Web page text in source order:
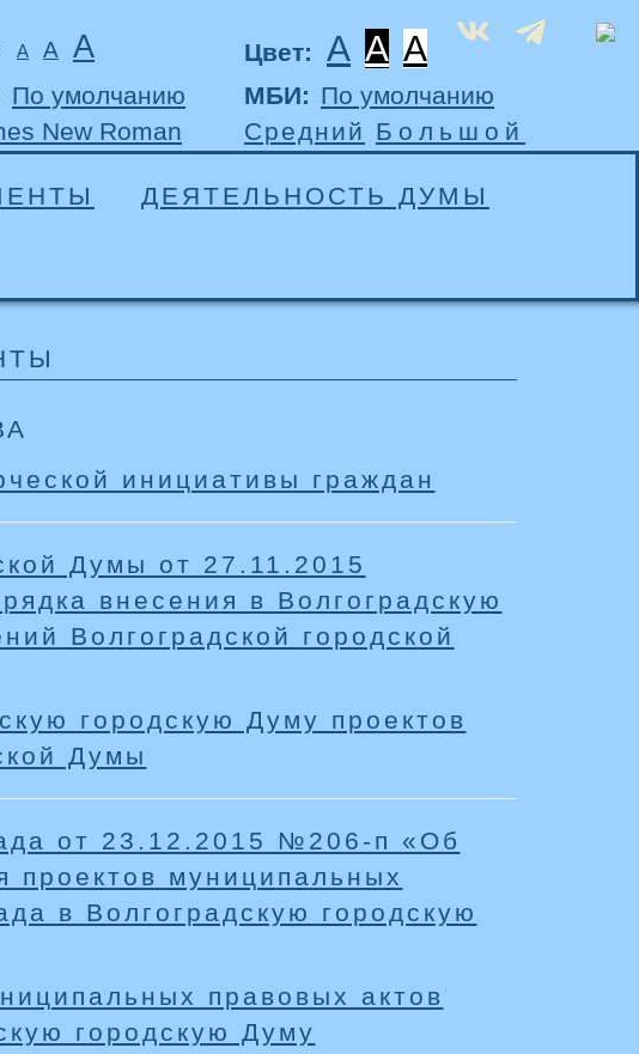
А А А Цвет: A A A
По умолчанию
New Roman
МБИ: По умолчанию
Средний Большой
ДЕЯТЕЛЬНОСТЬ ДУМЫ
инициативы граждан
Думы от 27.11.2015
внесения в Волгоградскую
Волгоградской городской
городскую Думу проектов
Думы
от 23.12.2015 №206-п «Об
проектов муниципальных
в Волгоградскую городскую
правовых актов
городскую Думу